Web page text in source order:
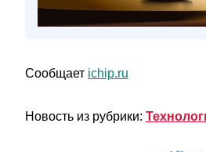
Сообщает ichip.ru
Новость из рубрики: